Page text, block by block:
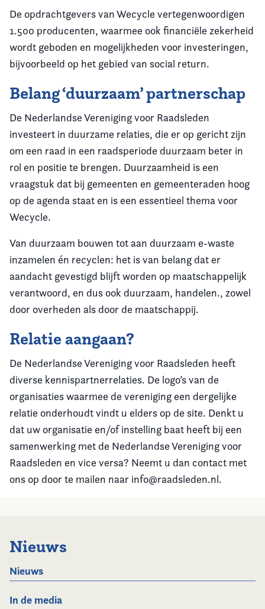
De opdrachtgevers van Wecycle vertegenwoordigen
1.500 producenten, waarmee ook financiële zekerheid
wordt geboden en mogelijkheden voor investeringen,
bijvoorbeeld op het gebied van social return.
Belang ‘duurzaam’ partnerschap
De Nederlandse Vereniging voor Raadsleden
investeert in duurzame relaties, die er op gericht zijn
om een raad in een raadsperiode duurzaam beter in
rol en positie te brengen. Duurzaamheid is een
vraagstuk dat bij gemeenten en gemeenteraden hoog
op de agenda staat en is een essentieel thema voor
Wecycle.
Van duurzaam bouwen tot aan duurzaam e-waste
inzamelen én recyclen: het is van belang dat er
aandacht gevestigd blijft worden op maatschappelijk
verantwoord, en dus ook duurzaam, handelen., zowel
door overheden als door de maatschappij.
Relatie aangaan?
De Nederlandse Vereniging voor Raadsleden heeft
diverse kennispartnerrelaties. De logo’s van de
organisaties waarmee de vereniging een dergelijke
relatie onderhoudt vindt u elders op de site. Denkt u
dat uw organisatie en/of instelling baat heeft bij een
samenwerking met de Nederlandse Vereniging voor
Raadsleden en vice versa? Neemt u dan contact met
ons op door te mailen naar info@raadsleden.nl.
Nieuws
Nieuws
In de media